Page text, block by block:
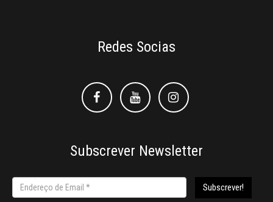
Redes Socias
FacebookFacebookInstagram
Subscrever Newsletter